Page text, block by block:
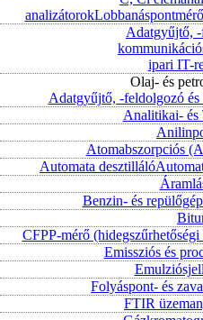
analizátorok
Adatgyűjtő,
ipari IT-
Olaj- és
Adatgyűjtő, -feldolgozó
Analitikai- és
Atomabszorpciós
Automata desztilláló
Benzin- és
CFPP-mérő
Emissziós és
Folyáspont- és
FTIR